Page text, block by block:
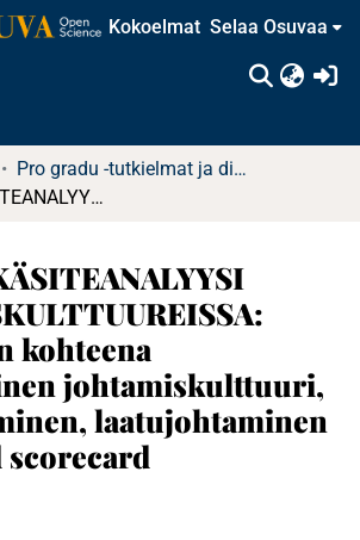
Kokoelmat Selaa Osuvaa
Pro gradu -tutkielmat ja diplomityöt (rajattu saatavuus)
ARVOJEN KÄSITEANALYYSI JOHTAMISKULTTUUREISSA: Tarkastelun kohteena byrokraattinen johtamiskulttuuri, tulosjohtaminen, laatujohtaminen ja balanced scorecard
kohteena
johtamiskulttuuri,
laatujohtaminen
scorecard